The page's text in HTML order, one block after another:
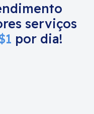
serviços
por dia!